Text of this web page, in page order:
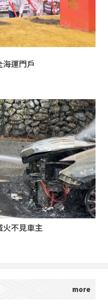
海運門戶
火不見車主